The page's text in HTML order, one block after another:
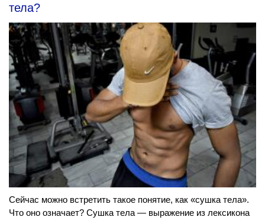
тела?
Сейчас можно встретить такое понятие, как «сушка тела».
Что оно означает? Сушка тела — выражение из лексикона